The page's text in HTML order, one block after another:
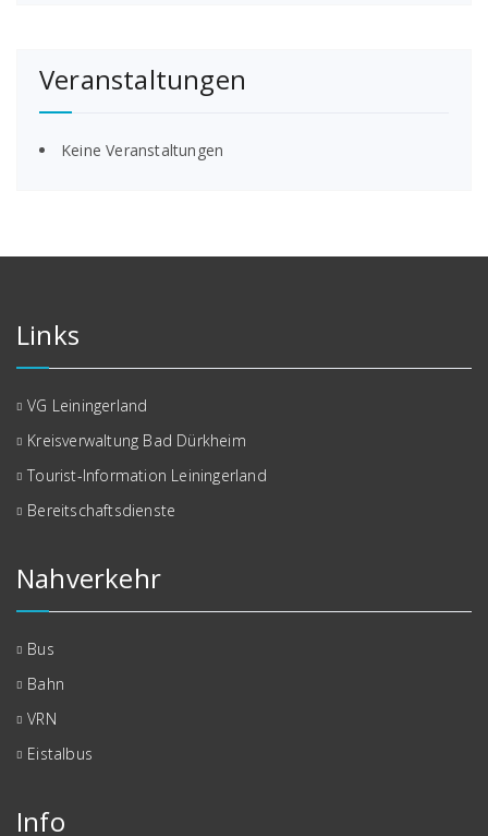
Veranstaltungen
Keine Veranstaltungen
Links
VG Leiningerland
Kreisverwaltung Bad Dürkheim
Tourist-Information Leiningerland
Bereitschaftsdienste
Nahverkehr
Bus
Bahn
VRN
Eistalbus
Info